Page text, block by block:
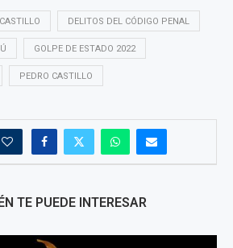
DELITOS DEL CÓDIGO PENAL
GOLPE DE ESTADO 2022
PEDRO CASTILLO
TE PUEDE INTERESAR